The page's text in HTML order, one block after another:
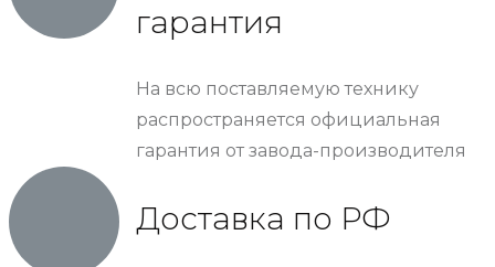
гарантия
На всю поставляемую технику
распространяется официальная
гарантия от завода-производителя
Доставка по РФ